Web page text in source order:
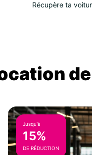
Récupère ta
Jusqu'à
15%
DE RÉDUCTION